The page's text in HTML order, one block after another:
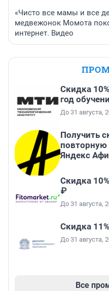
«Чисто все мамы и все
медвежонок Момота
интернет. Видео
Скидка
год
До 31 августа,
Получить
повторную
Яндекс
Скидка
₽
До 31 августа,
Скидка
До 31 августа,
Все